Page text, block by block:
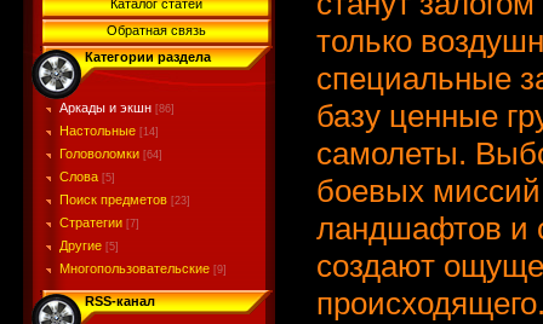
Каталог статей
Обратная связь
Категории раздела
Аркады и экшн [86]
Настольные [14]
Головоломки [64]
Слова [5]
Поиск предметов [23]
Стратегии [7]
Другие [5]
Многопользовательские [9]
RSS-канал
только
специальные
базу ценные
самолеты.
боевых
ландшафтов и
создают